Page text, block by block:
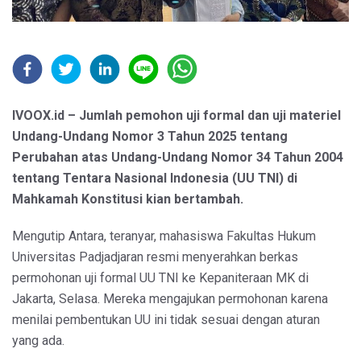
IVOOX.id – Jumlah pemohon uji formal dan uji materiel
Undang-Undang Nomor 3 Tahun 2025 tentang
Perubahan atas Undang-Undang Nomor 34 Tahun 2004
tentang Tentara Nasional Indonesia (UU TNI) di
Mahkamah Konstitusi kian bertambah.
Mengutip Antara, teranyar, mahasiswa Fakultas Hukum
Universitas Padjadjaran resmi menyerahkan berkas
permohonan uji formal UU TNI ke Kepaniteraan MK di
Jakarta, Selasa. Mereka mengajukan permohonan karena
menilai pembentukan UU ini tidak sesuai dengan aturan
yang ada.